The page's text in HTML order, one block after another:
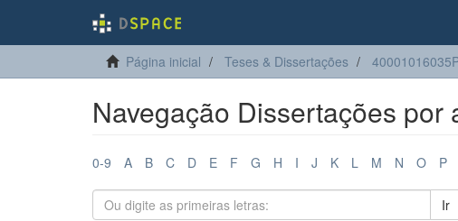
Página inicial Teses & Dissertações
Navegação Dissertações
0-9 A B C D E F G H I J K L M N O P
Ir